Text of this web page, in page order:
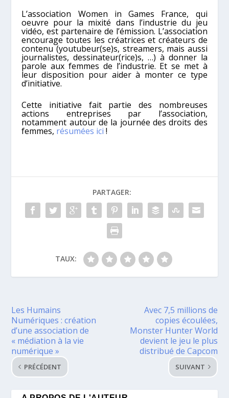
L’association Women in Games France, qui
oeuvre pour la mixité dans l’industrie du jeu
vidéo, est partenaire de l’émission. L’association
encourage toutes les créatrices et créateurs de
contenu (youtubeur(se)s, streamers, mais aussi
journalistes, dessinateur(rice)s, …) à donner la
parole aux femmes de l’industrie. Et se met à
leur disposition pour aider à monter ce type
d’initiative.
Cette initiative fait partie des nombreuses
actions entreprises par l’association,
notamment autour de la journée des droits des
femmes, résumées ici !
PARTAGER:
TAUX:
Les Humains
Numériques : création
d’une association de
« médiation à la vie
numérique »
PRÉCÉDENT
Avec 7,5 millions de
copies écoulées,
Monster Hunter World
devient le jeu le plus
distribué de Capcom
SUIVANT